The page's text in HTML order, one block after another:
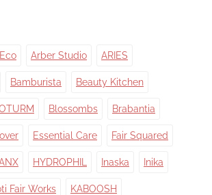
Arber Studio ARIES
Bamburista Beauty Kitchen
Blossombs Brabantia
Essential Care Fair Squared
HYDROPHIL Inaska Inika
Fair Works KABOOSH